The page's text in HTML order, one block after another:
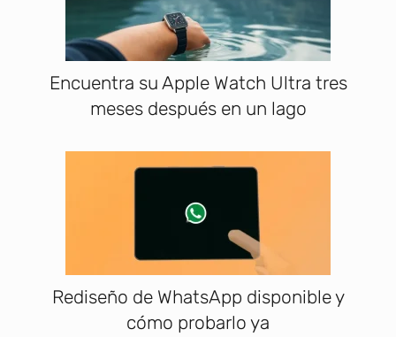
Encuentra su Apple Watch Ultra tres
meses después en un lago
Rediseño de WhatsApp disponible y
cómo probarlo ya